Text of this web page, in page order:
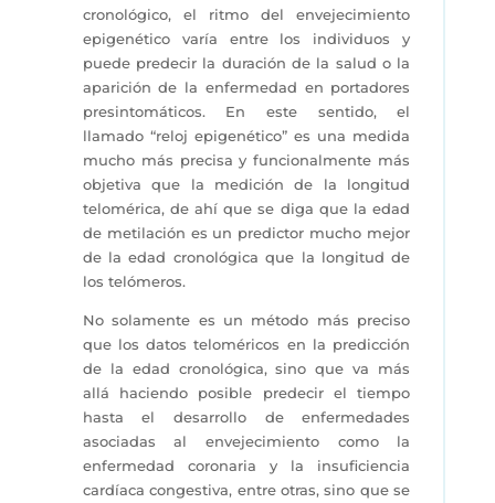
cronológico, el ritmo del envejecimiento
epigenético varía entre los individuos y
puede predecir la duración de la salud o la
aparición de la enfermedad en portadores
presintomáticos. En este sentido, el
llamado “reloj epigenético” es una medida
mucho más precisa y funcionalmente más
objetiva que la medición de la longitud
telomérica, de ahí que se diga que la edad
de metilación es un predictor mucho mejor
de la edad cronológica que la longitud de
los telómeros.
No solamente es un método más preciso
que los datos teloméricos en la predicción
de la edad cronológica, sino que va más
allá haciendo posible predecir el tiempo
hasta el desarrollo de enfermedades
asociadas al envejecimiento como la
enfermedad coronaria y la insuficiencia
cardíaca congestiva, entre otras, sino que se